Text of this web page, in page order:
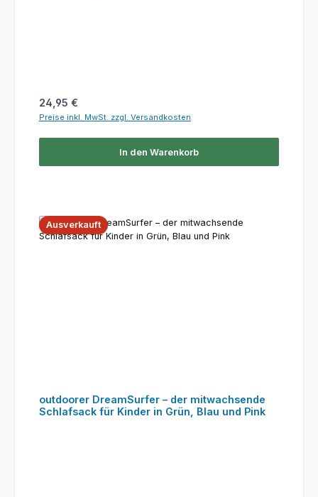
Regulärer Preis:
24,95 €
Preise inkl. MwSt. zzgl. Versandkosten
In den Warenkorb
Ausverkauft
outdoorer DreamSurfer – der mitwachsende
Schlafsack für Kinder in Grün, Blau und Pink